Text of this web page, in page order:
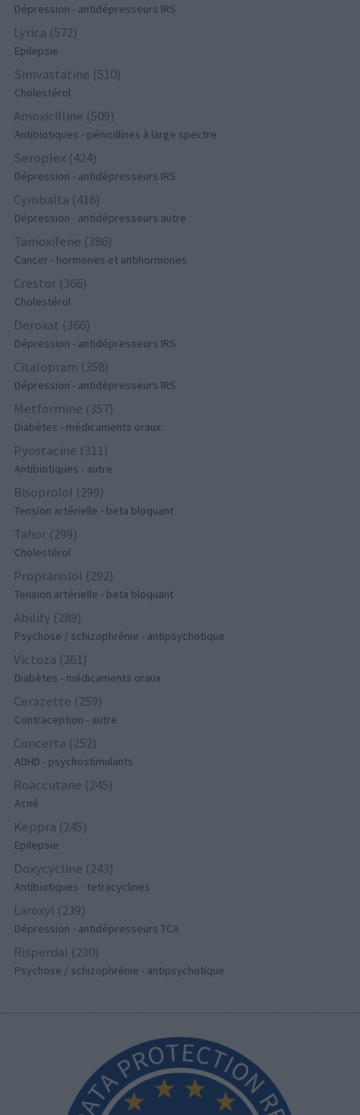
Dépression - antidépresseurs IRS
Lyrica (572)
Epilepsie
Simvastatine (510)
Cholestérol
Amoxicilline (509)
Antibiotiques - pénicillines à large spectre
Seroplex (424)
Dépression - antidépresseurs IRS
Cymbalta (418)
Dépression - antidépresseurs autre
Tamoxifene (386)
Cancer - hormones et antihormones
Crestor (366)
Cholestérol
Deroxat (366)
Dépression - antidépresseurs IRS
Citalopram (358)
Dépression - antidépresseurs IRS
Metformine (357)
Diabètes - médicaments oraux
Pyostacine (311)
Antibiotiques - autre
Bisoprolol (299)
Tension artérielle - beta bloquant
Tahor (299)
Cholestérol
Propranolol (292)
Tension artérielle - beta bloquant
Abilify (289)
Psychose / schizophrénie - antipsychotique
Victoza (261)
Diabètes - médicaments oraux
Cerazette (259)
Contraception - autre
Concerta (252)
ADHD - psychostimulants
Roaccutane (245)
Acné
Keppra (245)
Epilepsie
Doxycycline (243)
Antibiotiques - tetracyclines
Laroxyl (239)
Dépression - antidépresseurs TCA
Risperdal (230)
Psychose / schizophrénie - antipsychotique